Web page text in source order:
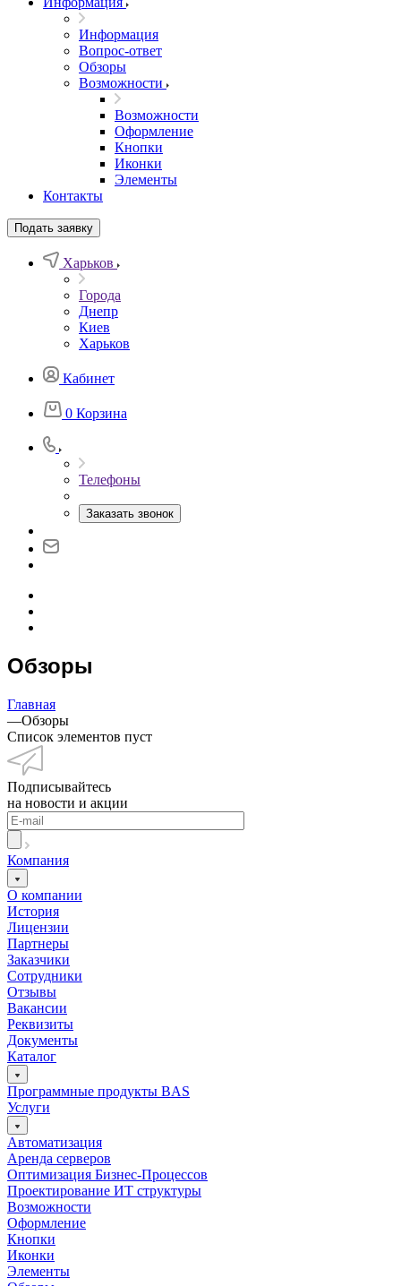
Информация
Вопрос-ответ
Обзоры
Возможности
Возможности
Оформление
Кнопки
Иконки
Элементы
Контакты
Подать заявку
Харьков
Города
Днепр
Киев
Харьков
Кабинет
0 Корзина
Телефоны
Заказать звонок
Обзоры
Главная
—Обзоры
Список элементов пуст
Подписывайтесь
на новости и акции
Компания
О компании
История
Лицензии
Партнеры
Заказчики
Сотрудники
Отзывы
Вакансии
Реквизиты
Документы
Каталог
Программные продукты BAS
Услуги
Автоматизация
Аренда серверов
Оптимизация Бизнес-Процессов
Проектирование ИТ структуры
Возможности
Оформление
Кнопки
Иконки
Элементы